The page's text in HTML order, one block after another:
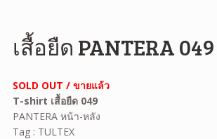
เสื้อยืด PANTERA 049
SOLD OUT / ขายแล้ว
T-shirt เสื้อยืด 049
PANTERA หน้า-หลัง
Tag : TULTEX